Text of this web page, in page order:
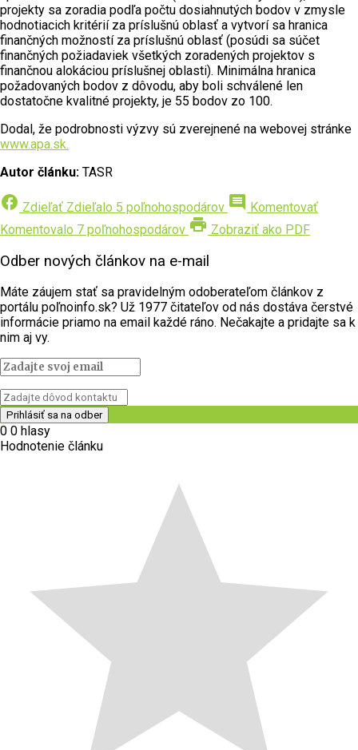
projekty sa zoradia podľa počtu dosiahnutých bodov v zmysle
hodnotiacich kritérií za príslušnú oblasť a vytvorí sa hranica
finančných možností za príslušnú oblasť (posúdi sa súčet
finančných požiadaviek všetkých zoradených projektov s
finančnou alokáciou príslušnej oblasti). Minimálna hranica
požadovaných bodov z dôvodu, aby boli schválené len
dostatočne kvalitné projekty, je 55 bodov zo 100.
Dodal, že podrobnosti výzvy sú zverejnené na webovej stránke
www.apa.sk.
Autor článku: TASR
facebook Zdieľať Zdieľalo 5 poľnohospodárov comment Komentovať
Komentovalo 7 poľnohospodárov print Zobraziť ako PDF
Odber nových článkov na e-mail
Máte záujem stať sa pravidelným odoberateľom článkov z
portálu poľnoinfo.sk? Už 1977 čitateľov od nás dostáva čerstvé
informácie priamo na email každé ráno. Nečakajte a pridajte sa k
nim aj vy.
0 0 hlasy
Hodnotenie článku